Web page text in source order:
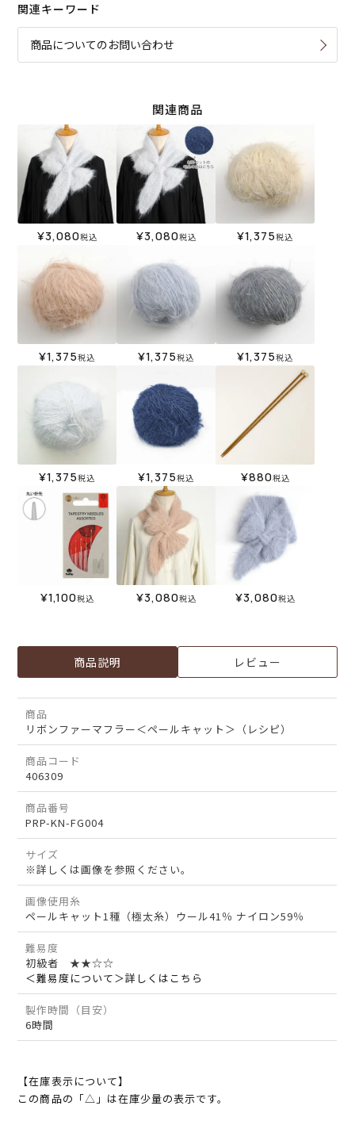
関連キーワード
商品についてのお問い合わせ
関連商品
¥3,080税込 ¥3,080税込 ¥1,375税込
¥1,375税込 ¥1,375税込 ¥1,375税込
¥1,375税込 ¥1,375税込 ¥880税込
¥1,100税込 ¥3,080税込 ¥3,080税込
商品説明 レビュー
商品
リボンファーマフラー＜ペールキャット＞（レシピ）
商品コード
406309
商品番号
PRP-KN-FG004
サイズ
※詳しくは画像を参照ください。
画像使用糸
ペールキャット1種（極太糸）ウール41％ ナイロン59％
難易度
初級者 ★★☆☆
＜難易度について＞詳しくはこちら
製作時間（目安）
6時間
【在庫表示について】
この商品の「△」は在庫少量の表示です。